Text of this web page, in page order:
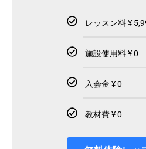
レッスン料 ¥
施設使用料 ¥ 0
入会金 ¥ 0
教材費 ¥ 0